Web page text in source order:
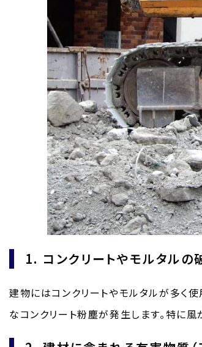
1. コンクリートやモルタルの
建物にはコンクリートやモルタルが多く
なコンクリート粉塵が発生します。特に